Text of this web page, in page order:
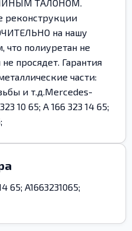
ТАЛОНОМ.
реконструкции
на нашу
что полиуретан не
просядет. Гарантия
части:
и т.д.Mercedes-
10 65; A 166 323 14 65;
65; A1663231065;